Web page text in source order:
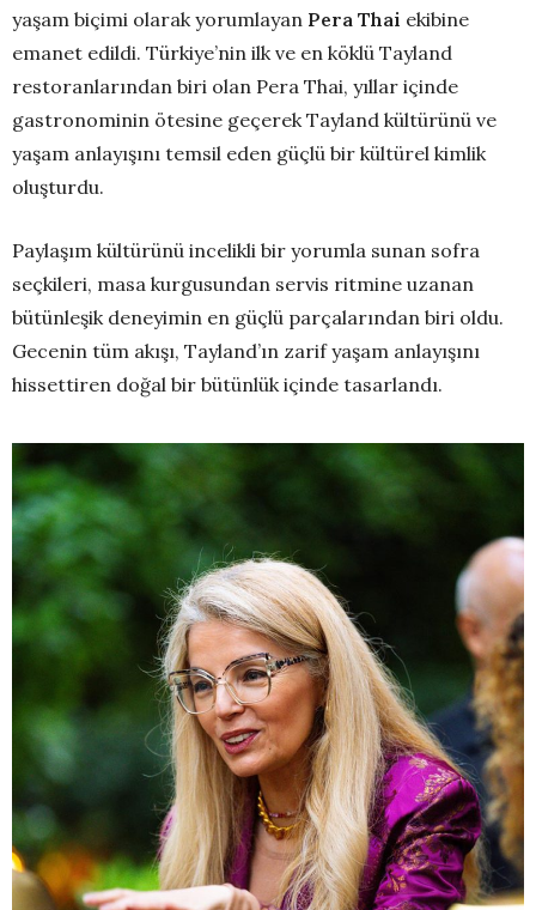
yaşam biçimi olarak yorumlayan Pera Thai ekibine
emanet edildi. Türkiye’nin ilk ve en köklü Tayland
restoranlarından biri olan Pera Thai, yıllar içinde
gastronominin ötesine geçerek Tayland kültürünü ve
yaşam anlayışını temsil eden güçlü bir kültürel kimlik
oluşturdu.
Paylaşım kültürünü incelikli bir yorumla sunan sofra
seçkileri, masa kurgusundan servis ritmine uzanan
bütünleşik deneyimin en güçlü parçalarından biri oldu.
Gecenin tüm akışı, Tayland’ın zarif yaşam anlayışını
hissettiren doğal bir bütünlük içinde tasarlandı.